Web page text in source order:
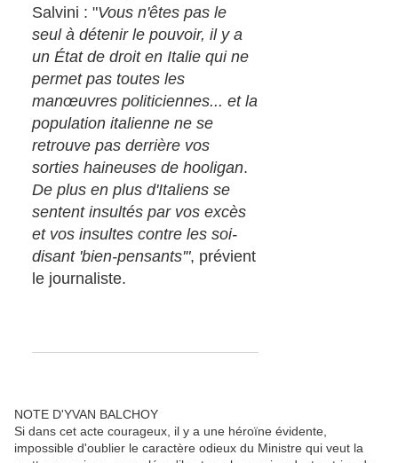
Salvini : "Vous n'êtes pas le
seul à détenir le pouvoir, il y a
un État de droit en Italie qui ne
permet pas toutes les
manœuvres politiciennes... et la
population italienne ne se
retrouve pas derrière vos
sorties haineuses de hooligan.
De plus en plus d'Italiens se
sentent insultés par vos excès
et vos insultes contre les soi-
disant 'bien-pensants'", prévient
le journaliste.
NOTE D'YVAN BALCHOY
Si dans cet acte courageux, il y a une héroïne évidente,
impossible d'oublier le caractère odieux du Ministre qui veut la